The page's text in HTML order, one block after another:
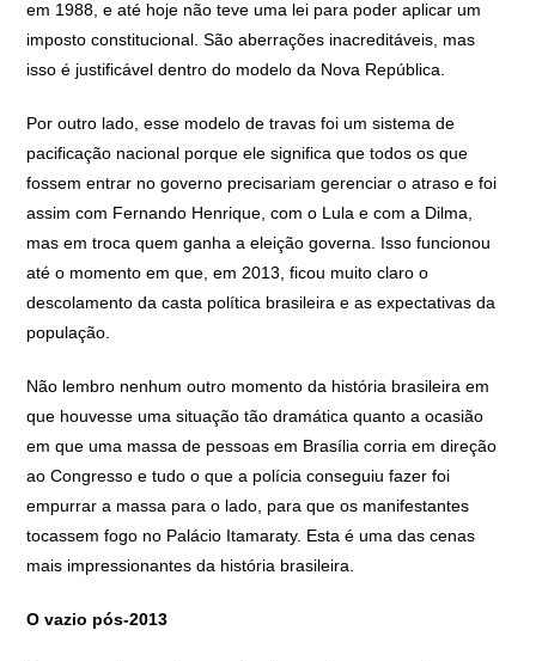
em 1988, e até hoje não teve uma lei para poder aplicar um
imposto constitucional. São aberrações inacreditáveis, mas
isso é justificável dentro do modelo da Nova República.
Por outro lado, esse modelo de travas foi um sistema de
pacificação nacional porque ele significa que todos os que
fossem entrar no governo precisariam gerenciar o atraso e foi
assim com Fernando Henrique, com o Lula e com a Dilma,
mas em troca quem ganha a eleição governa. Isso funcionou
até o momento em que, em 2013, ficou muito claro o
descolamento da casta política brasileira e as expectativas da
população.
Não lembro nenhum outro momento da história brasileira em
que houvesse uma situação tão dramática quanto a ocasião
em que uma massa de pessoas em Brasília corria em direção
ao Congresso e tudo o que a polícia conseguiu fazer foi
empurrar a massa para o lado, para que os manifestantes
tocassem fogo no Palácio Itamaraty. Esta é uma das cenas
mais impressionantes da história brasileira.
O vazio pós-2013